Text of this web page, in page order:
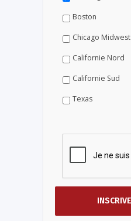
Boston
Chicago Midwest
Californie Nord
Californie Sud
Texas